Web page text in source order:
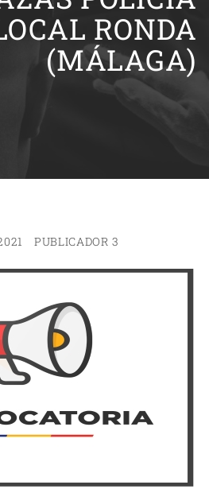
RONDA
(MÁLAGA)
PUBLICADOR 3